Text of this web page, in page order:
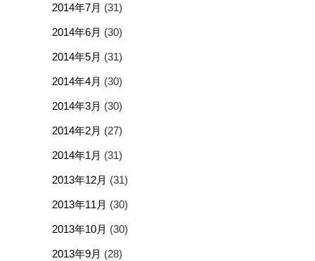
2014年7月 (31)
2014年6月 (30)
2014年5月 (31)
2014年4月 (30)
2014年3月 (30)
2014年2月 (27)
2014年1月 (31)
2013年12月 (31)
2013年11月 (30)
2013年10月 (30)
2013年9月 (28)